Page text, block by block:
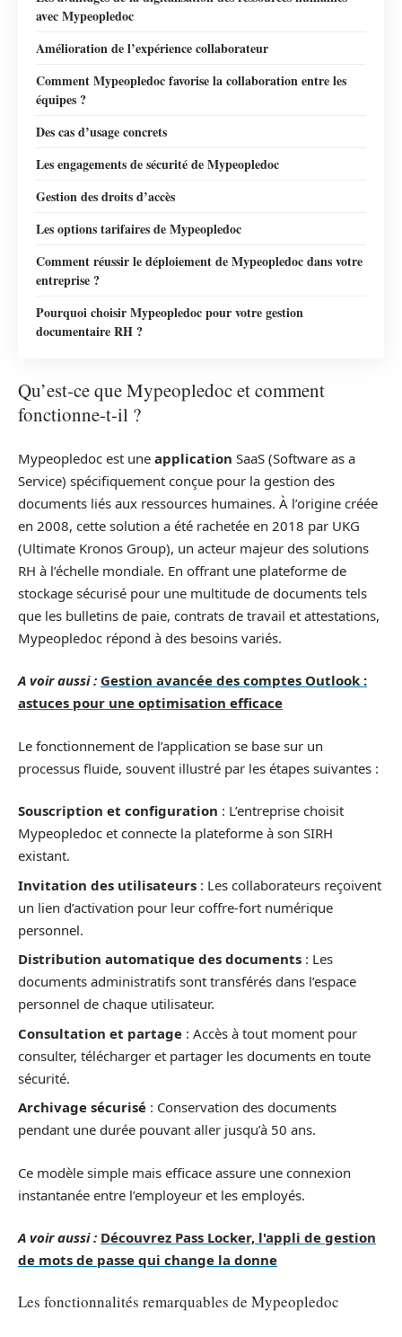
avec Mypeopledoc
Amélioration de l’expérience collaborateur
Comment Mypeopledoc favorise la collaboration entre les
équipes ?
Des cas d’usage concrets
Les engagements de sécurité de Mypeopledoc
Gestion des droits d’accès
Les options tarifaires de Mypeopledoc
Comment réussir le déploiement de Mypeopledoc dans votre
entreprise ?
Pourquoi choisir Mypeopledoc pour votre gestion
documentaire RH ?
Qu’est-ce que Mypeopledoc et comment
fonctionne-t-il ?
Mypeopledoc est une application SaaS (Software as a
Service) spécifiquement conçue pour la gestion des
documents liés aux ressources humaines. À l’origine créée
en 2008, cette solution a été rachetée en 2018 par UKG
(Ultimate Kronos Group), un acteur majeur des solutions
RH à l’échelle mondiale. En offrant une plateforme de
stockage sécurisé pour une multitude de documents tels
que les bulletins de paie, contrats de travail et attestations,
Mypeopledoc répond à des besoins variés.
A voir aussi : Gestion avancée des comptes Outlook :
astuces pour une optimisation efficace
Le fonctionnement de l’application se base sur un
processus fluide, souvent illustré par les étapes suivantes :
Souscription et configuration : L’entreprise choisit
Mypeopledoc et connecte la plateforme à son SIRH
existant.
Invitation des utilisateurs : Les collaborateurs reçoivent
un lien d’activation pour leur coffre-fort numérique
personnel.
Distribution automatique des documents : Les
documents administratifs sont transférés dans l’espace
personnel de chaque utilisateur.
Consultation et partage : Accès à tout moment pour
consulter, télécharger et partager les documents en toute
sécurité.
Archivage sécurisé : Conservation des documents
pendant une durée pouvant aller jusqu’à 50 ans.
Ce modèle simple mais efficace assure une connexion
instantanée entre l’employeur et les employés.
A voir aussi : Découvrez Pass Locker, l'appli de gestion
de mots de passe qui change la donne
Les fonctionnalités remarquables de Mypeopledoc